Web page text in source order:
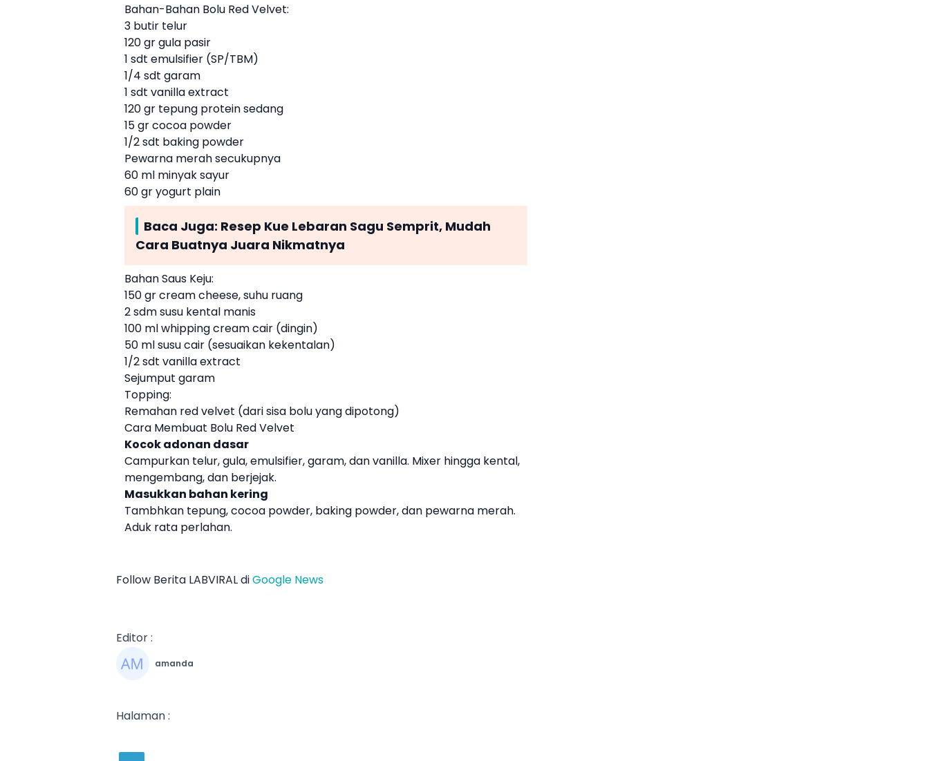
Bahan-Bahan Bolu Red Velvet:
3 butir telur
120 gr gula pasir
1 sdt emulsifier (SP/TBM)
1/4 sdt garam
1 sdt vanilla extract
120 gr tepung protein sedang
15 gr cocoa powder
1/2 sdt baking powder
Pewarna merah secukupnya
60 ml minyak sayur
60 gr yogurt plain
Baca Juga: Resep Kue Lebaran Sagu Semprit, Mudah
Cara Buatnya Juara Nikmatnya
Bahan Saus Keju:
150 gr cream cheese, suhu ruang
2 sdm susu kental manis
100 ml whipping cream cair (dingin)
50 ml susu cair (sesuaikan kekentalan)
1/2 sdt vanilla extract
Sejumput garam
Topping:
Remahan red velvet (dari sisa bolu yang dipotong)
Cara Membuat Bolu Red Velvet
Kocok adonan dasar
Campurkan telur, gula, emulsifier, garam, dan vanilla. Mixer hingga kental,
mengembang, dan berjejak.
Masukkan bahan kering
Tambhkan tepung, cocoa powder, baking powder, dan pewarna merah.
Aduk rata perlahan.
Follow Berita LABVIRAL diGoogle News
Editor :
amanda
Halaman :